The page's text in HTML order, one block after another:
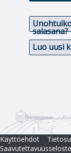
salasana?
Luo uusi
Käyttöehdot
Saavutettavuusseloste